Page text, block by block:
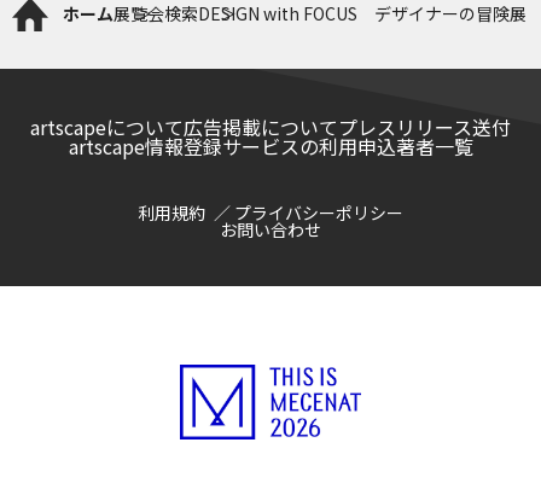
ホーム展覧会検索DESIGN with FOCUS デザイナーの冒険展
artscapeについて広告掲載についてプレスリリース送付
artscape情報登録サービスの利用申込著者一覧
利用規約 プライバシーポリシー
お問い合わせ